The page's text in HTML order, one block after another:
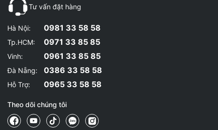
Tư vấn đặt hàng
Hà Nội: 0981 33 58 58
Tp.HCM: 0971 33 85 85
Vinh: 0961 33 85 85
Đà Nẵng: 0386 33 58 58
Hỗ Trợ: 0965 33 58 58
Theo dõi chúng tôi